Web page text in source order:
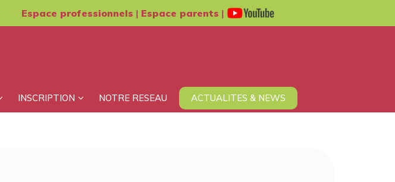
Espace professionnels | Espace parents |
INSCRIPTION NOTRE RESEAU ACTUALITES & NEWS